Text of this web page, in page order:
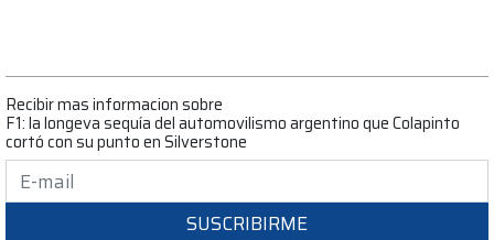
Recibir mas informacion sobre
F1: la longeva sequía del automovilismo argentino que Colapinto
cortó con su punto en Silverstone
SUSCRIBIRME